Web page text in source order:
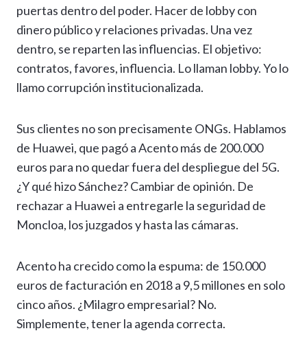
puertas dentro del poder. Hacer de lobby con
dinero público y relaciones privadas. Una vez
dentro, se reparten las influencias. El objetivo:
contratos, favores, influencia. Lo llaman lobby. Yo lo
llamo corrupción institucionalizada.
Sus clientes no son precisamente ONGs. Hablamos
de Huawei, que pagó a Acento más de 200.000
euros para no quedar fuera del despliegue del 5G.
¿Y qué hizo Sánchez? Cambiar de opinión. De
rechazar a Huawei a entregarle la seguridad de
Moncloa, los juzgados y hasta las cámaras.
Acento ha crecido como la espuma: de 150.000
euros de facturación en 2018 a 9,5 millones en solo
cinco años. ¿Milagro empresarial? No.
Simplemente, tener la agenda correcta.